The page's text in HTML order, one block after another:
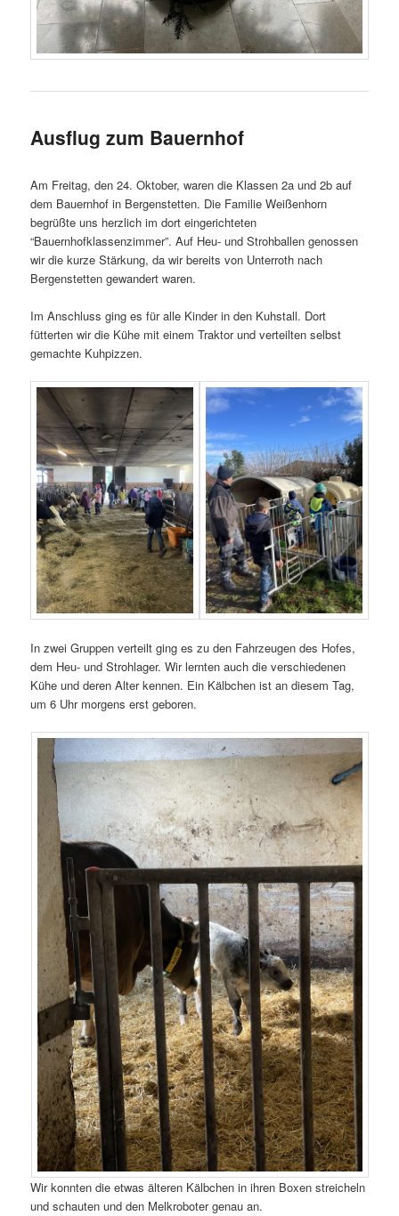
Ausflug zum Bauernhof
Am Freitag, den 24. Oktober, waren die Klassen 2a und 2b auf
dem Bauernhof in Bergenstetten. Die Familie Weißenhorn
begrüßte uns herzlich im dort eingerichteten
“Bauernhofklassenzimmer”. Auf Heu- und Strohballen genossen
wir die kurze Stärkung, da wir bereits von Unterroth nach
Bergenstetten gewandert waren.
Im Anschluss ging es für alle Kinder in den Kuhstall. Dort
fütterten wir die Kühe mit einem Traktor und verteilten selbst
gemachte Kuhpizzen.
In zwei Gruppen verteilt ging es zu den Fahrzeugen des Hofes,
dem Heu- und Strohlager. Wir lernten auch die verschiedenen
Kühe und deren Alter kennen. Ein Kälbchen ist an diesem Tag,
um 6 Uhr morgens erst geboren.
Wir konnten die etwas älteren Kälbchen in ihren Boxen streicheln
und schauten und den Melkroboter genau an.